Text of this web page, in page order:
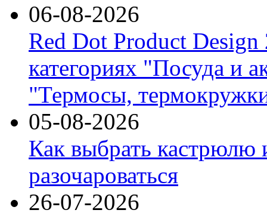
06-08-2026
Red Dot Product Design
категориях "Посуда и
"Термосы,
05-08-2026
Как выбрать кастрюлю
разочароваться
26-07-2026